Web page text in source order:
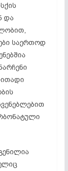
და
საერთოდ